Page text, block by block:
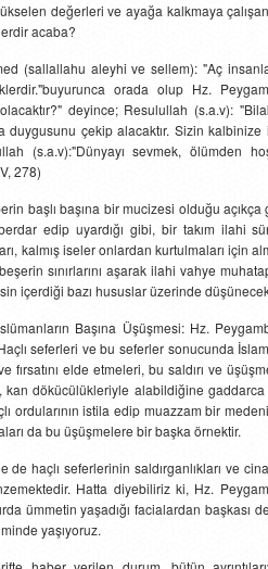
değerleri ve ayağa kalkmaya
acaba?
(sallallahu aleyhi ve sellem): "Aç
orada olup Hz.
deyince; Resulullah (s.a.v):
duygusunu çekip alacaktır. Sizin
(s.a.v):"Dünyayı sevmek, ölümden
278)
başlı başına bir mucizesi olduğu
edip uyardığı gibi, bir takım ilahi
kalmış iseler onlardan kurtulmaları için
sınırlarını aşarak ilahi vahye
içerdiği bazı hususlar üzerinde
Başına Üşüşmesi: Hz.
seferleri ve bu seferler sonucunda
fırsatını elde etmeleri, bu saldırı ve
kan dökücülükleriyle alabildiğine
ordularının istila edip muazzam bir
da bu üşüşmelere bir başka örnektir.
de haçlı seferlerinin saldırganlıkları ve
Hatta diyebiliriz ki, Hz.
ümmetin yaşadığı facialardan
yaşıyoruz.